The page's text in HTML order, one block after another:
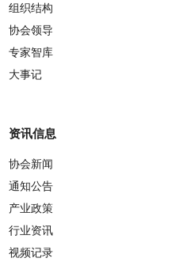
组织结构
协会领导
专家智库
大事记
资讯信息
协会新闻
通知公告
产业政策
行业资讯
视频记录